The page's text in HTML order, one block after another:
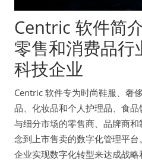
Centric 软件简
零售和消费品行
科技企业
Centric 软件专为时尚鞋服、奢
品、化妆品和个人护理品、食
与细分市场的零售商、品牌商
念到上市售卖的数字化管理平
企业实现数字化转型来达成战